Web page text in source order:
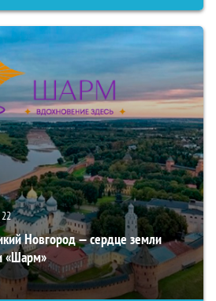
22
Новгород — сердце земли
«Шарм»